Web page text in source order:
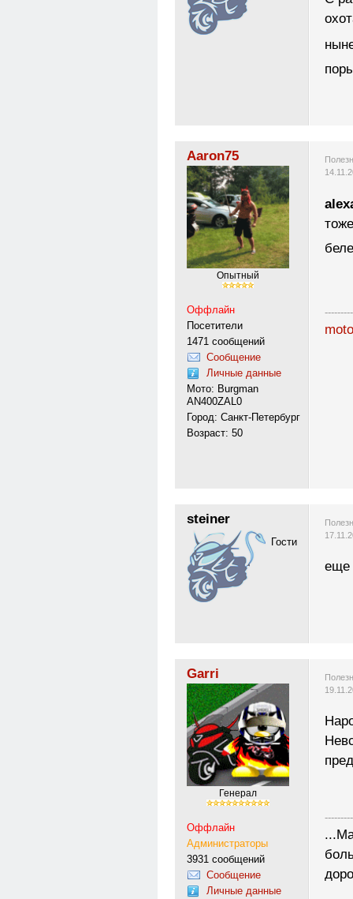
Aaron75
Опытный
Оффлайн
Посетители
1471 сообщений
Сообщение
Личные данные
Мото: Burgman
AN400ZAL0
Город: Санкт-Петербург
Возраст: 50
steiner
Гости
еще
Garri
Генерал
Оффлайн
Администраторы
3931 сообщений
Сообщение
Личные данные